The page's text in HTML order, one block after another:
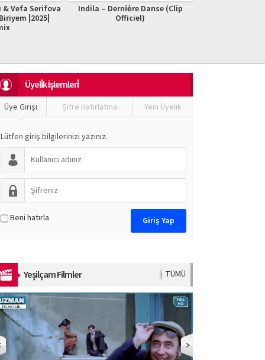
& Vefa Serifova
|2025|
Indila – Dernière Danse (Clip
Officiel)
Üyeli̇k İşlemleri̇
Üye Girişi Şifre Hatırlatma Yeni Üyelik
Lütfen giriş bilgilerinizi yazınız.
Beni hatırla
Yeşilçam Filmler TÜMÜ